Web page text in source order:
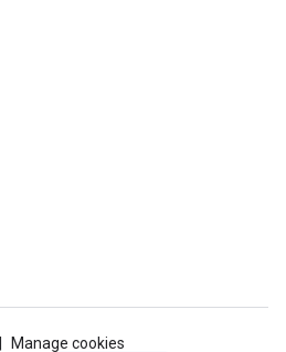
Manage cookies